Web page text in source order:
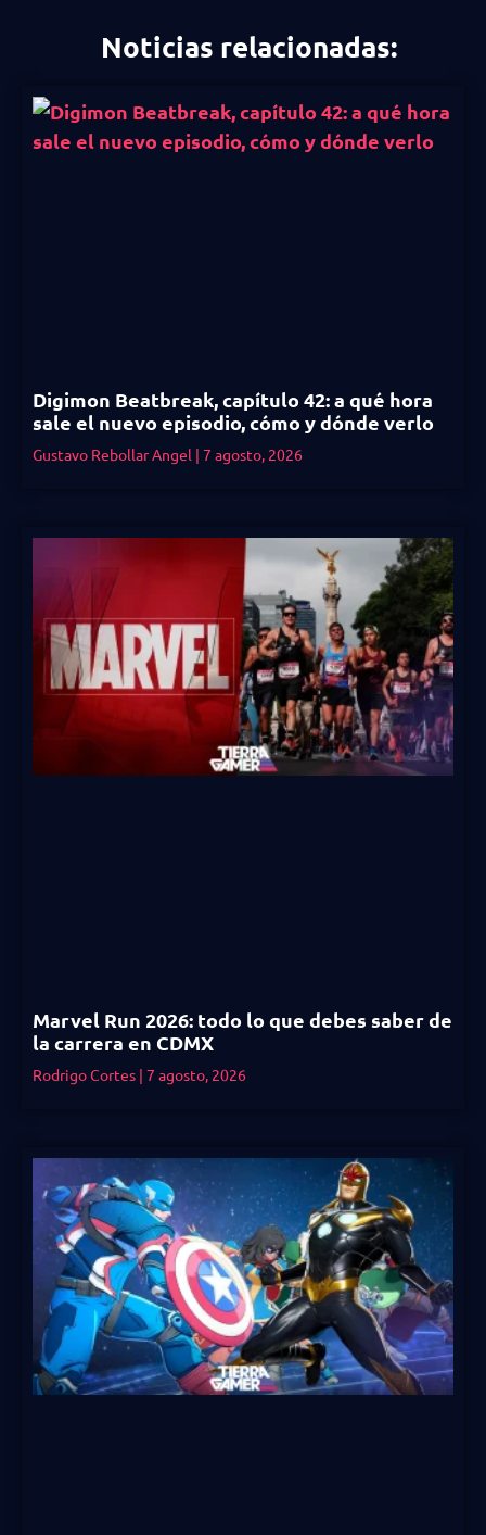
Noticias relacionadas:
Digimon Beatbreak, capítulo 42: a qué hora
sale el nuevo episodio, cómo y dónde verlo
Gustavo Rebollar Angel 7 agosto, 2026
Marvel Run 2026: todo lo que debes saber de
la carrera en CDMX
Rodrigo Cortes 7 agosto, 2026